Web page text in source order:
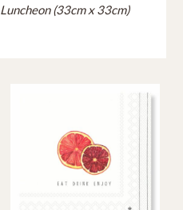
Luncheon (33cm x 33cm)